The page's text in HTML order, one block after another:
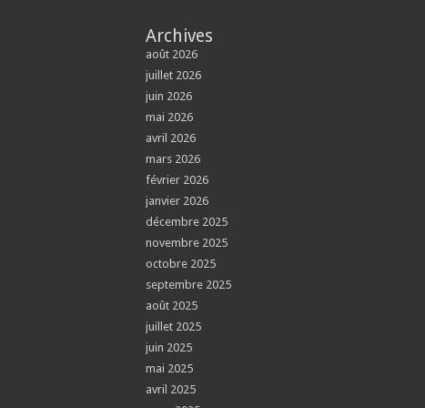
Archives
août 2026
juillet 2026
juin 2026
mai 2026
avril 2026
mars 2026
février 2026
janvier 2026
décembre 2025
novembre 2025
octobre 2025
septembre 2025
août 2025
juillet 2025
juin 2025
mai 2025
avril 2025